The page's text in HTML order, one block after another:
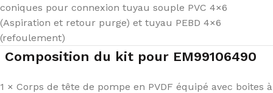
coniques pour connexion tuyau souple PVC 4×6
(Aspiration et retour purge) et tuyau PEBD 4×6
(refoulement)
Composition du kit pour EM99106490
1 × Corps de tête de pompe en PVDF équipé avec boites à